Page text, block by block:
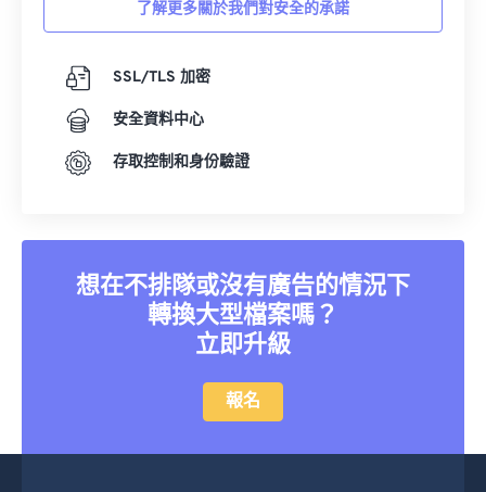
了解更多關於我們對安全的承諾
SSL/TLS 加密
安全資料中心
存取控制和身份驗證
想在不排隊或沒有廣告的情況下
轉換大型檔案嗎？
立即升級
報名